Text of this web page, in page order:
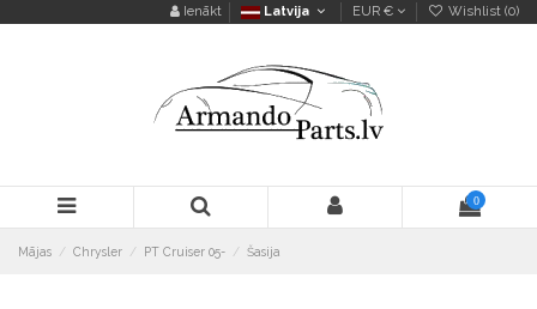
Ienākt Latvija EUR € Wishlist (0)
0
Mājas Chrysler PT Cruiser 05- Šasija